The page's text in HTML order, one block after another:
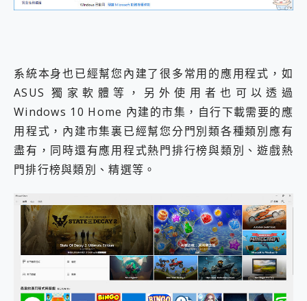
系統本身也已經幫您內建了很多常用的應用程式，如
ASUS 獨家軟體等，另外使用者也可以透過
Windows 10 Home 內建的市集，自行下載需要的應
用程式，內建市集裏已經幫您分門別類各種類別應有
盡有，同時還有應用程式熱門排行榜與類別、遊戲熱
門排行榜與類別、精選等。